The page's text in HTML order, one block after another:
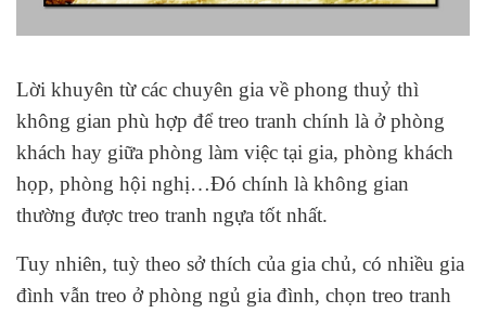
Lời khuyên từ các chuyên gia về phong thuỷ thì
không gian phù hợp để treo tranh chính là ở phòng
khách hay giữa phòng làm việc tại gia, phòng khách
họp, phòng hội nghị…Đó chính là không gian
thường được treo tranh ngựa tốt nhất.
Tuy nhiên, tuỳ theo sở thích của gia chủ, có nhiều gia
đình vẫn treo ở phòng ngủ gia đình, chọn treo tranh